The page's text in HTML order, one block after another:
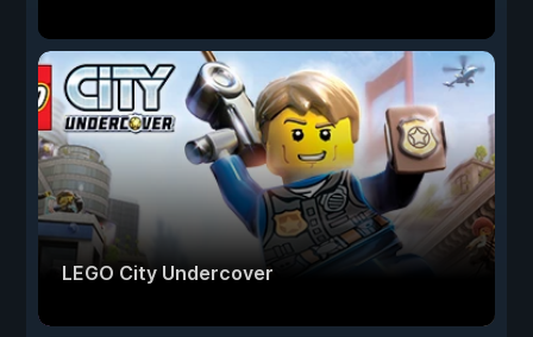
LEGO City Undercover